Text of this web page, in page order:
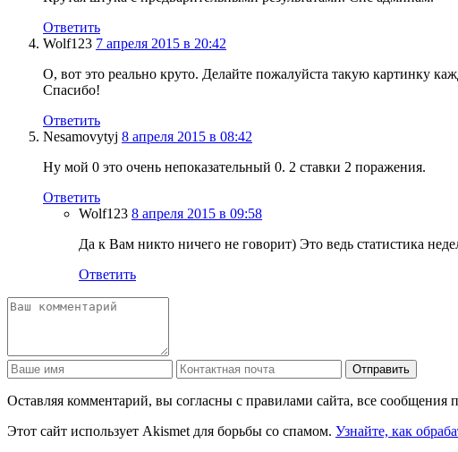
Ответить
Wolf123 7 апреля 2015 в 20:42
О, вот это реально круто. Делайте пожалуйста такую картинку
Спасибо!
Ответить
Nesamovytyj 8 апреля 2015 в 08:42
Ну мой 0 это очень непоказательный 0. 2 ставки 2 поражения.
Ответить
Wolf123 8 апреля 2015 в 09:58
Да к Вам никто ничего не говорит) Это ведь статистика
Ответить
Отправить
Оставляя комментарий, вы согласны с правилами сайта, все сообщения
Этот сайт использует Akismet для борьбы со спамом. Узнайте, как